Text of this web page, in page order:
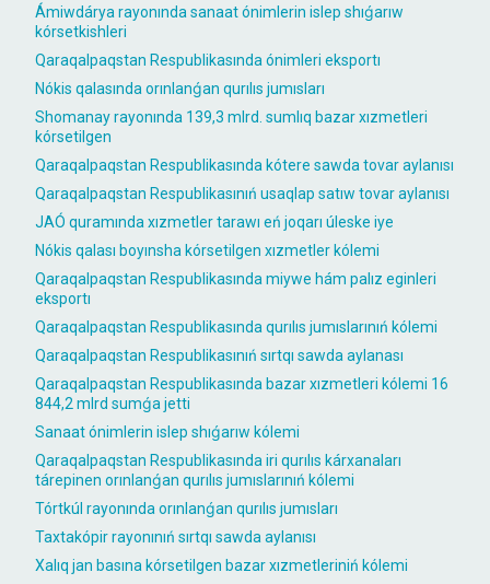
Ámiwdárya rayonında sanaat ónimlerin islep shıǵarıw
kórsetkishleri
Qaraqalpaqstan Respublikasında ónimleri eksportı
Nókis qalasında orınlanǵan qurılıs jumısları
Shomanay rayonında 139,3 mlrd. sumlıq bazar xızmetleri
kórsetilgen
Qaraqalpaqstan Respublikasında kótere sawda tovar aylanısı
Qaraqalpaqstan Respublikasınıń usaqlap satıw tovar aylanısı
JAÓ quramında xızmetler tarawı eń joqarı úleske iye
Nókis qalası boyınsha kórsetilgen xızmetler kólemi
Qaraqalpaqstan Respublikasında miywe hám palız eginleri
eksportı
Qaraqalpaqstan Respublikasında qurılıs jumıslarınıń kólemi
Qaraqalpaqstan Respublikasınıń sırtqı sawda aylanası
Qaraqalpaqstan Respublikasında bazar xızmetleri kólemi 16
844,2 mlrd sumǵa jetti
Sanaat ónimlerin islep shıǵarıw kólemi
Qaraqalpaqstan Respublikasında iri qurılıs kárxanaları
tárepinen orınlanǵan qurılıs jumıslarınıń kólemi
Tórtkúl rayonında orınlanǵan qurılıs jumısları
Taxtakópir rayonınıń sırtqı sawda aylanısı
Xalıq jan basına kórsetilgen bazar xızmetleriniń kólemi